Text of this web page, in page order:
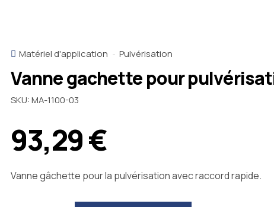
Matériel d'application Pulvérisation
Vanne gachette pour
SKU:MA-1100-03
93,29€
Vanne gâchette pour la pulvérisation avec raccord rapide.